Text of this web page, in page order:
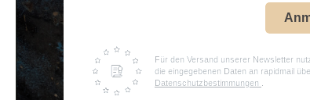
Für den Versand unserer Newsletter
die eingegebenen Daten an rapidmail
Datenschutzbestimmungen